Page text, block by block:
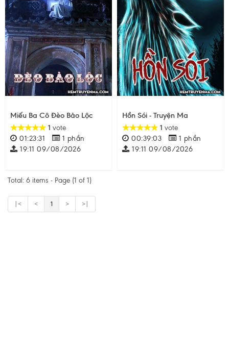
Miếu Ba Cô Đèo Bảo Lộc
1 vote
01:23:31
1 phần
19:11 09/08/2026
Hồn Sói - Truyện Ma
1 vote
00:39:03
1 phần
19:11 09/08/2026
Total: 6 items - Page (1 of 1)
|< < 1 > >|